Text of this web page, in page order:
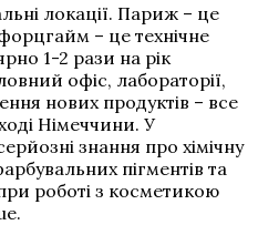
локації. Париж – це
– це технічне
1-2 рази на рік
офіс, лабораторії,
нових продуктів – все
Німеччини. У
знання про хімічну
пігментів та
роботі з косметикою